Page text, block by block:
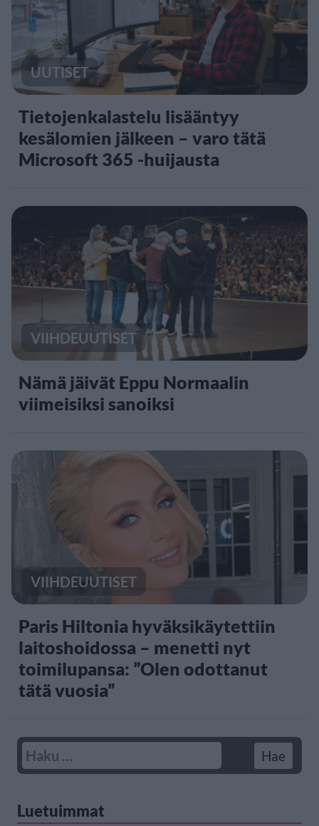
UUTISET
Tietojenkalastelu lisääntyy
kesälomien jälkeen – varo tätä
Microsoft 365 -huijausta
VIIHDEUUTISET
Nämä jäivät Eppu Normaalin
viimeisiksi sanoiksi
VIIHDEUUTISET
Paris Hiltonia hyväksikäytettiin
laitoshoidossa – menetti nyt
toimilupansa: ”Olen odottanut
tätä vuosia”
Luetuimmat